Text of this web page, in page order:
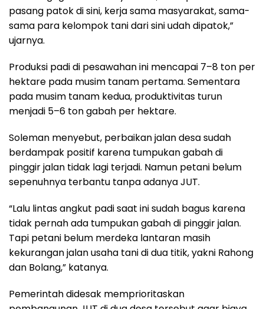
pasang patok di sini, kerja sama masyarakat, sama-
sama para kelompok tani dari sini udah dipatok,”
ujarnya.
Produksi padi di pesawahan ini mencapai 7–8 ton per
hektare pada musim tanam pertama. Sementara
pada musim tanam kedua, produktivitas turun
menjadi 5–6 ton gabah per hektare.
Soleman menyebut, perbaikan jalan desa sudah
berdampak positif karena tumpukan gabah di
pinggir jalan tidak lagi terjadi. Namun petani belum
sepenuhnya terbantu tanpa adanya JUT.
“Lalu lintas angkut padi saat ini sudah bagus karena
tidak pernah ada tumpukan gabah di pinggir jalan.
Tapi petani belum merdeka lantaran masih
kekurangan jalan usaha tani di dua titik, yakni Rahong
dan Bolang,” katanya.
Pemerintah didesak memprioritaskan